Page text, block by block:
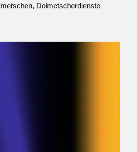
Dolmetscherdienste